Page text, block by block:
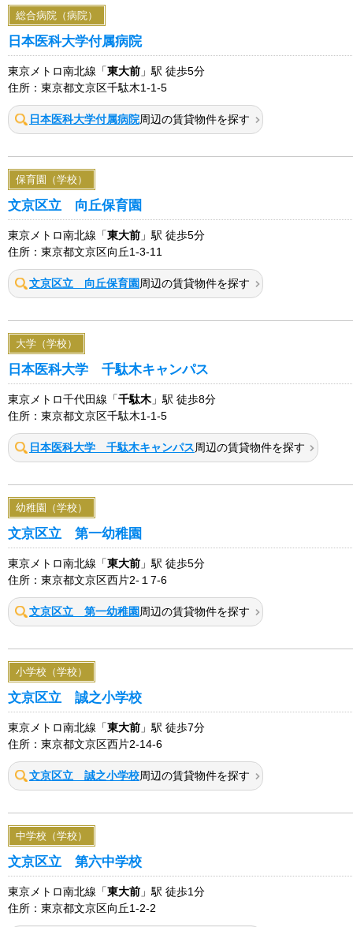
総合病院（病院）
日本医科大学付属病院
東京メトロ南北線「 東大前 」駅 徒歩5分
住所：東京都文京区千駄木1-1-5
日本医科大学付属病院周辺の賃貸物件を探す
保育園（学校）
文京区立 向丘保育園
東京メトロ南北線「 東大前 」駅 徒歩5分
住所：東京都文京区向丘1-3-11
文京区立 向丘保育園 周辺の賃貸物件を探す
大学（学校）
日本医科大学 千駄木キャンパス
東京メトロ千代田線「 千駄木 」駅 徒歩8分
住所：東京都文京区千駄木1-1-5
日本医科大学 千駄木キャンパス周辺の賃貸物件を探す
幼稚園（学校）
文京区立 第一幼稚園
東京メトロ南北線「 東大前 」駅 徒歩5分
住所：東京都文京区西片2-１7-6
文京区立 第一幼稚園 周辺の賃貸物件を探す
小学校（学校）
文京区立 誠之小学校
東京メトロ南北線「 東大前 」駅 徒歩7分
住所：東京都文京区西片2-14-6
文京区立 誠之小学校周辺の賃貸物件を探す
中学校（学校）
文京区立 第六中学校
東京メトロ南北線「 東大前 」駅 徒歩1分
住所：東京都文京区向丘1-2-2